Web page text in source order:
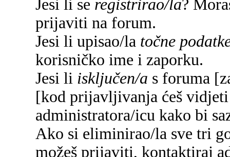
Jesi li se registrirao/la?
prijaviti na forum.
Jesi li upisao/la točne
korisničko ime i zaporku.
Jesi li isključen/a s foruma
[kod prijavljivanja ćeš
administratora/icu kako bi
Ako si eliminirao/la sve tri
možeš prijaviti, kontaktiraj